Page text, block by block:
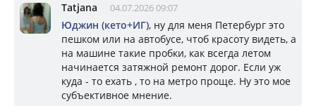
Tatjana 04.07.2026 09:07
Юджин (кето+ИГ), ну для меня Петербург это
пешком или на автобусе, чтоб красоту видеть, а
на машине такие пробки, как всегда летом
начинается затяжной ремонт дорог. Если уж
куда - то ехать , то на метро проще. Ну это мое
субъективное мнение.